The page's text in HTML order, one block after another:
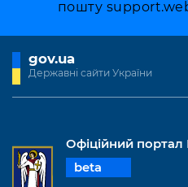
пошту
gov.ua
Державні сайти України
Офіційний портал
beta